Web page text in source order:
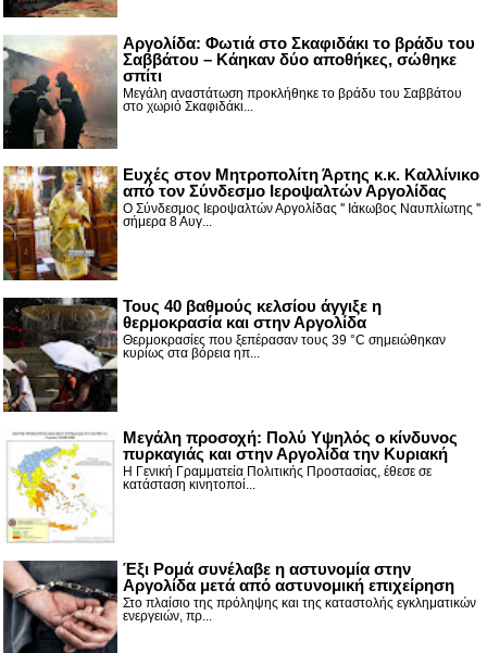
Αργολίδα: Φωτιά στο Σκαφιδάκι το βράδυ του
Σαββάτου – Κάηκαν δύο αποθήκες, σώθηκε
σπίτι
Μεγάλη αναστάτωση προκλήθηκε το βράδυ του Σαββάτου
στο χωριό Σκαφιδάκι...
Ευχές στον Μητροπολίτη Άρτης κ.κ. Καλλίνικο
από τον Σύνδεσμο Ιεροψαλτών Αργολίδας
Ο Σύνδεσμος Ιεροψαλτών Αργολίδας '' Ιάκωβος Ναυπλίωτης ''
σήμερα 8 Αυγ...
Τους 40 βαθμούς κελσίου άγγιξε η
θερμοκρασία και στην Αργολίδα
Θερμοκρασίες που ξεπέρασαν τους 39 °C σημειώθηκαν
κυρίως στα βόρεια ηπ...
Μεγάλη προσοχή: Πολύ Υψηλός ο κίνδυνος
πυρκαγιάς και στην Αργολίδα την Κυριακή
Η Γενική Γραμματεία Πολιτικής Προστασίας, έθεσε σε
κατάσταση κινητοποί...
Έξι Ρομά συνέλαβε η αστυνομία στην
Αργολίδα μετά από αστυνομική επιχείρηση
Στο πλαίσιο της πρόληψης και της καταστολής εγκληματικών
ενεργειών, πρ...